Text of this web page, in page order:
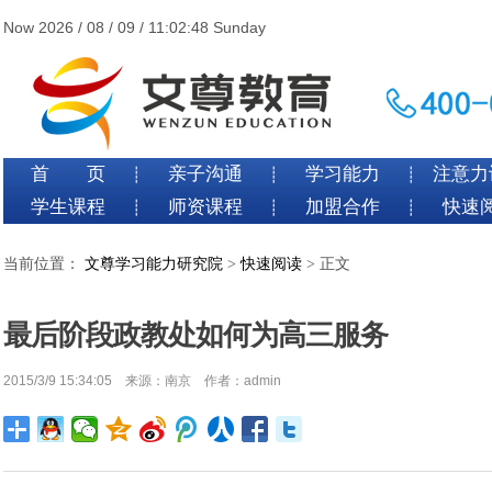
Now 2026 / 08 / 09 / 11:02:48 Sunday
首 页 ┊ 亲子沟通 ┊ 学习能力 ┊
注意
学生课程
┊ 师资课程 ┊ 加盟合作 ┊ 快速
当前位置： 文尊学习能力研究院 >快速阅读 > 正文
最后阶段政教处如何为高三服务
2015/3/9 15:34:05 来源：南京 作者：admin